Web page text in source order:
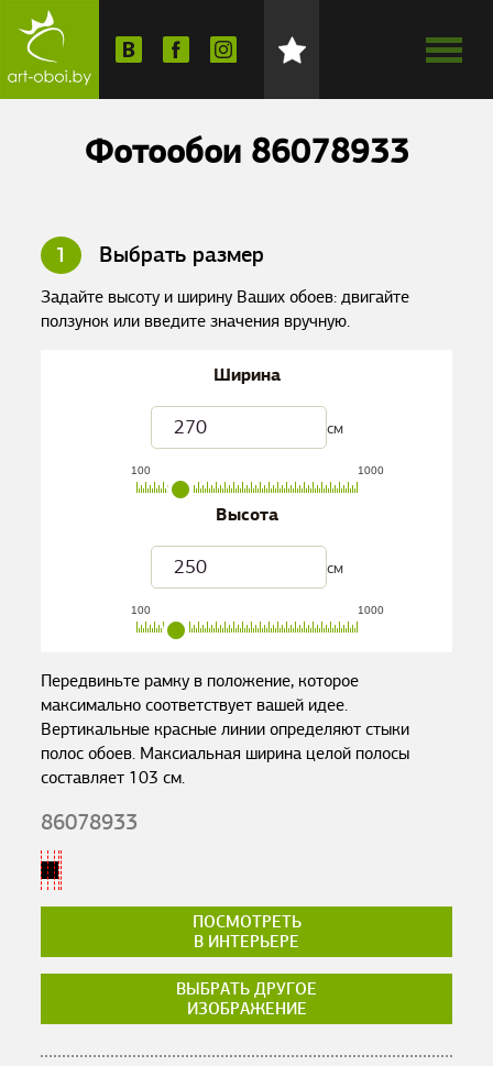
Фотообои 86078933
1 Выбрать размер
Задайте высоту и ширину Ваших обоев: двигайте
ползунок или введите значения вручную.
Ширина
см
100 1000
Высота
см
100 1000
Передвиньте рамку в положение, которое
максимально соответствует вашей идее.
Вертикальные красные линии определяют стыки
полос обоев. Максиальная ширина целой полосы
составляет 103 см.
86078933
ПОСМОТРЕТЬ
В ИНТЕРЬЕРЕ
ВЫБРАТЬ ДРУГОЕ
ИЗОБРАЖЕНИЕ